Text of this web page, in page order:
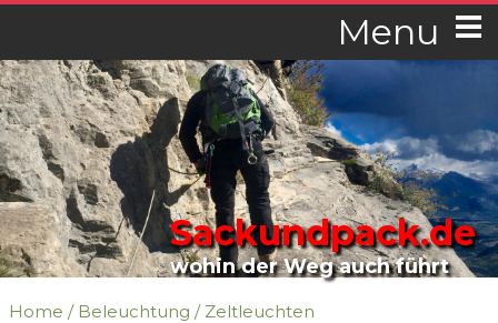
Menu
Sackundpack.de
wohin der Weg auch führt
Home / Beleuchtung / Zeltleuchten